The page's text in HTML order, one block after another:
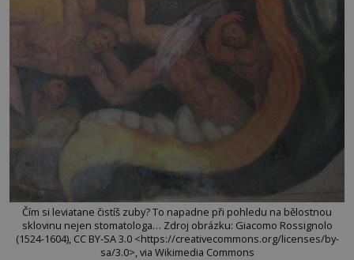
Čím si leviatane čistíš zuby? To napadne při pohledu na bělostnou
sklovinu nejen stomatologa… Zdroj obrázku: Giacomo Rossignolo
(1524-1604), CC BY-SA 3.0 <https://creativecommons.org/licenses/by-
sa/3.0>, via Wikimedia Commons